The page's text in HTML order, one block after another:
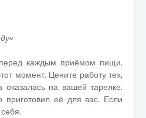
каждым приёмом пищи.
момент. Цените работу тех,
оказалась на вашей тарелке.
приготовил её для вас. Если